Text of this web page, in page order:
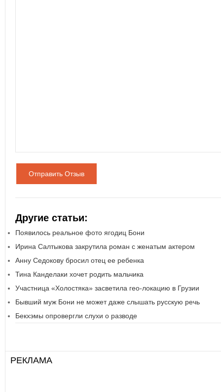
Отправить Отзыв
Другие статьи:
Появилось реальное фото ягодиц Бони
Ирина Салтыкова закрутила роман с женатым актером
Анну Седокову бросил отец ее ребенка
Тина Канделаки хочет родить мальчика
Участница «Холостяка» засветила гео-локацию в Грузии
Бывший муж Бони не может даже слышать русскую речь
Бекхэмы опровергли слухи о разводе
РЕКЛАМА